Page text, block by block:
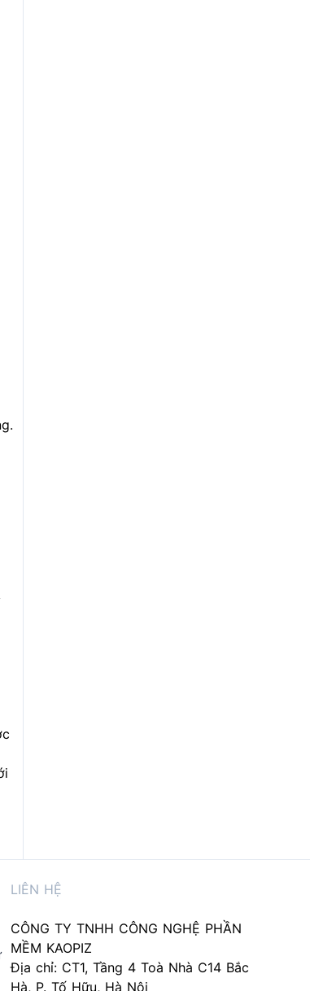
LIÊN HỆ
CÔNG TY TNHH CÔNG NGHỆ PHẦN
MỀM KAOPIZ
Địa chỉ: CT1, Tầng 4 Toà Nhà C14 Bắc
Hà, P. Tố Hữu, Hà Nội